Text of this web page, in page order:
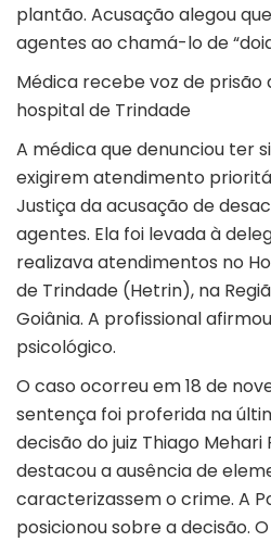
plantão. Acusação alegou
agentes ao chamá-lo de
Médica recebe voz de
hospital de Trindade
A médica que denunciou ter
exigirem atendimento
Justiça da acusação de
agentes. Ela foi levada à
realizava atendimentos no
de Trindade (Hetrin), na
Goiânia. A profissional
psicológico.
O caso ocorreu em 18 de
sentença foi proferida na
decisão do juiz Thiago
destacou a ausência de
caracterizassem o crime. A
posicionou sobre a decisão. O